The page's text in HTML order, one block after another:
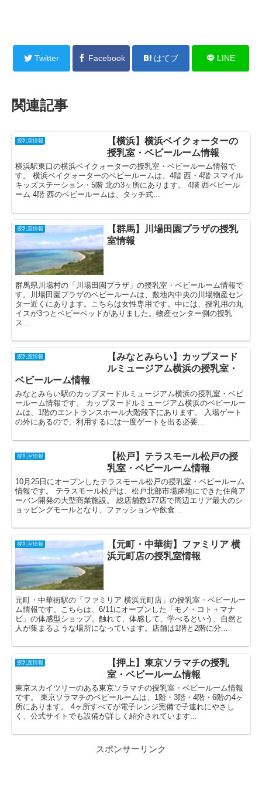
Twitter Facebook はてブ LINE
関連記事
授乳室情報
【横浜】横浜ベイクォーターの
授乳室・ベビールーム情報
横浜駅東口の横浜ベイクォーターの授乳室・ベビールーム情報で
す。 横浜ベイクォーターのベビールームは、4階 西・4階 スマイル
キッズステーション・5階 北の3ヶ所にあります。 4階 西ベビール
ーム 4階 西のベビールームは、タッチ式...
授乳室情報
【群馬】川場田園プラザの授乳
室情報
群馬県川場村の「川場田園プラザ」の授乳室・ベビールーム情報で
す。川場田園プラザのベビールームは、敷地内中央の川場物産セン
ター近くにあります。こちらは女性専用です。中には、授乳用の丸
イスが3つとベビーベッドがありました。物産センター側の授乳
ス...
授乳室情報
【みなとみらい】カップヌード
ルミュージアム横浜の授乳室・
ベビールーム情報
みなとみらい駅のカップヌードルミュージアム横浜の授乳室・ベビ
ールーム情報です。 カップヌードルミュージアム横浜のベビールー
ムは、1階のエントランスホール大階段下にあります。 入場ゲート
の外にあるので、利用するには一度ゲートを出る必要...
授乳室情報
【松戸】テラスモール松戸の授
乳室・ベビールーム情報
10月25日にオープンしたテラスモール松戸の授乳室・ベビールーム
情報です。 テラスモール松戸は、松戸北部市場跡地にできた住商ア
ーバン開発の大型商業施設。 総店舗数177店で周辺エリア最大のシ
ョッピングモールとなり、ファッションや飲食...
授乳室情報
【元町・中華街】ファミリア 横
浜元町店の授乳室情報
元町・中華街駅の「ファミリア 横浜元町店」の授乳室・ベビールー
ム情報です。こちらは、6/11にオープンした「モノ・コト＋マナ
ビ」の体感型ショップ。触れて、体感して、学べるという、自然と
人が集まるような場所になっています。店舗は1階と2階に分...
授乳室情報
【押上】東京ソラマチの授乳
室・ベビールーム情報
東京スカイツリーのある東京ソラマチの授乳室・ベビールーム情報
です。 東京ソラマチのベビールームは、1階・3階・4階・6階の4ヶ
所にあります。 4ヶ所すべてが電子レンジ完備で子連れにやさし
く、公式サイトでも設備が詳しく紹介されています...
スポンサーリンク